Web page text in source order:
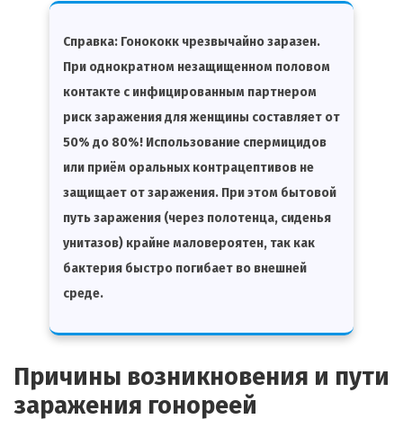
Справка: Гонококк чрезвычайно заразен.
При однократном незащищенном половом
контакте с инфицированным партнером
риск заражения для женщины составляет от
50% до 80%! Использование спермицидов
или приём оральных контрацептивов не
защищает от заражения. При этом бытовой
путь заражения (через полотенца, сиденья
унитазов) крайне маловероятен, так как
бактерия быстро погибает во внешней
среде.
Причины возникновения и пути
заражения гонореей